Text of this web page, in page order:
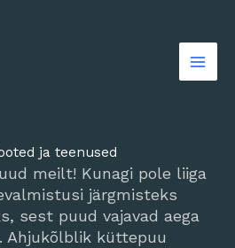
ja teenused
meilt! Kunagi pole liiga
järgmisteks
sest puud vajavad aega
Ahjukõlblik küttepuu